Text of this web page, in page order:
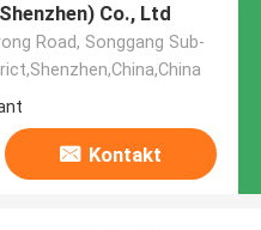
Co., Ltd
Road, Songgang Sub-
Kontakt